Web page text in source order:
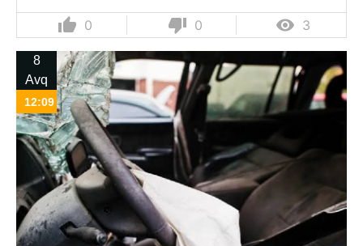
thumb_up 0 thumb_down 0  3
8
Avq
12:09